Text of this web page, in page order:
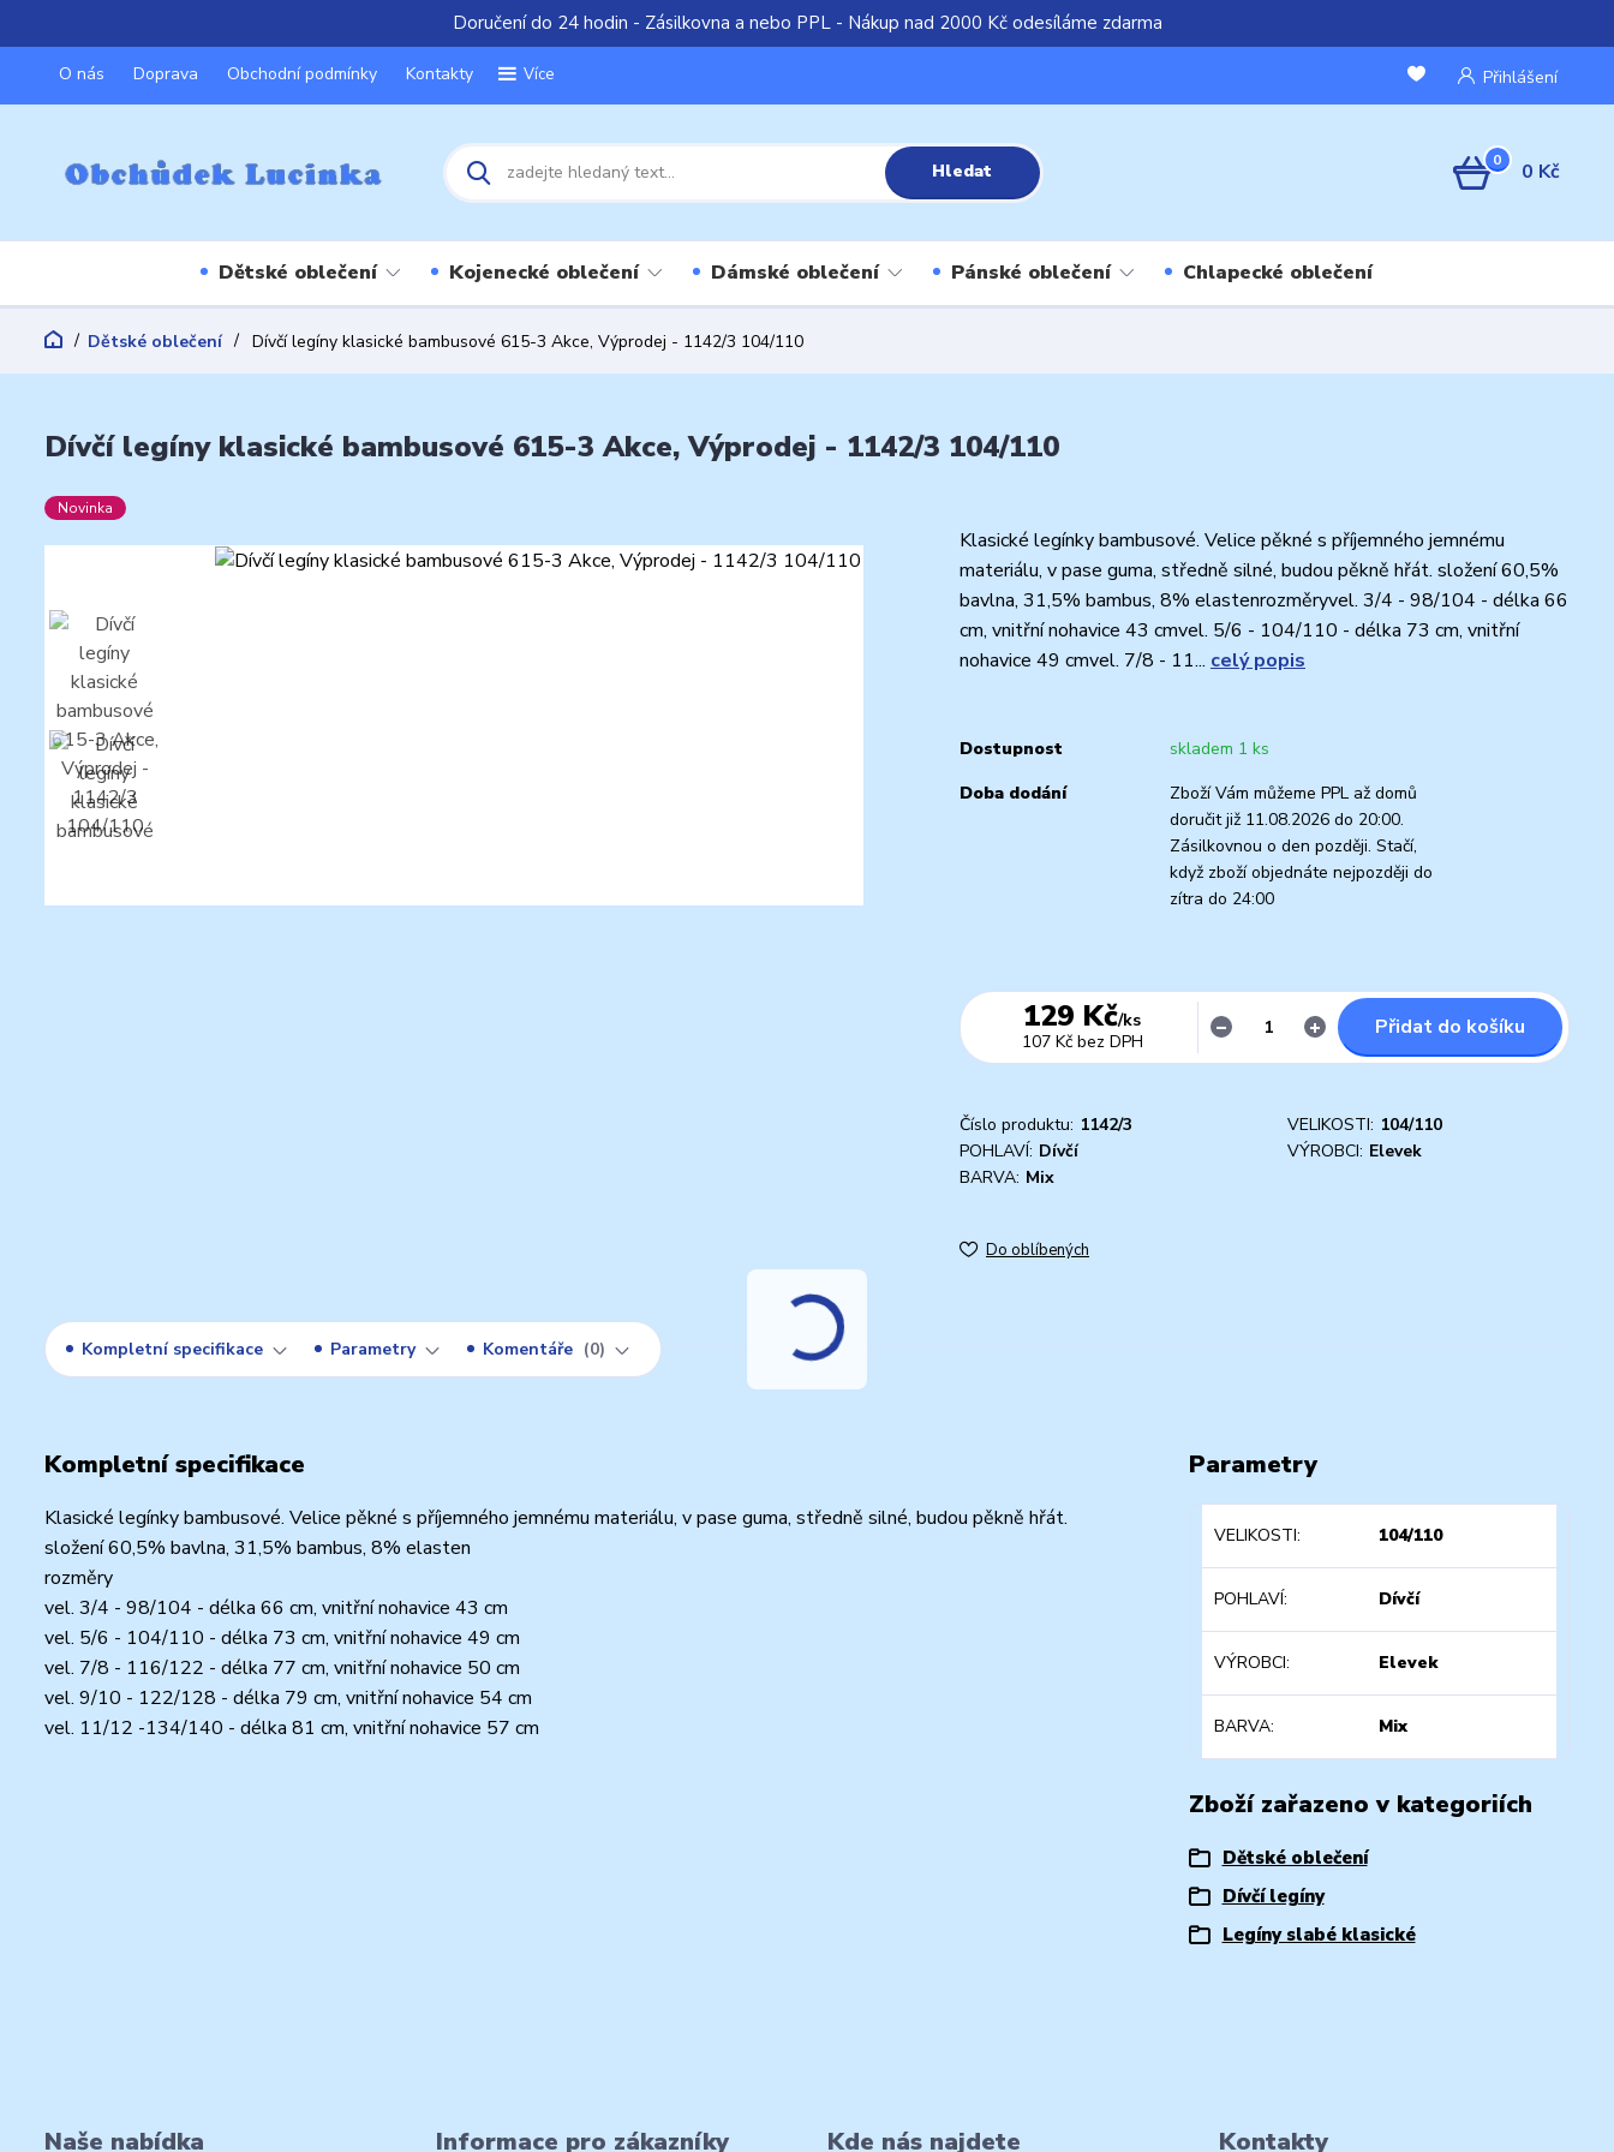
Doručení do 24 hodin - Zásilkovna a nebo PPL - Nákup nad 2000 Kč odesíláme zdarma
O nás Doprava Obchodní podmínky Kontakty Více Přihlášení
Hledat 0 0 Kč
Dětské oblečení Kojenecké oblečení Dámské oblečení Pánské oblečení Chlapecké oblečení
Dětské oblečení Dívčí legíny klasické bambusové 615-3 Akce, Výprodej - 1142/3 104/110
Dívčí legíny klasické bambusové 615-3 Akce, Výprodej - 1142/3 104/110
Novinka
Klasické legínky bambusové. Velice pěkné s příjemného jemnému
materiálu, v pase guma, středně silné, budou pěkně hřát. složení 60,5%
bavlna, 31,5% bambus, 8% elastenrozměryvel. 3/4 - 98/104 - délka 66
cm, vnitřní nohavice 43 cmvel. 5/6 - 104/110 - délka 73 cm, vnitřní
nohavice 49 cmvel. 7/8 - 11... celý popis
Dostupnost
skladem 1 ks
Doba dodání
Zboží Vám můžeme PPL až domů
doručit již 11.08.2026 do 20:00.
Zásilkovnou o den později. Stačí,
když zboží objednáte nejpozději do
zítra do 24:00
129 Kč/ks
107 Kč bez DPH
Přidat do košíku
Číslo produktu: 1142/3 VELIKOSTI: 104/110
POHLAVÍ: Dívčí VÝROBCI: Elevek
BARVA: Mix
Do oblíbených
Kompletní specifikace Parametry Komentáře 0
Kompletní specifikace
Klasické legínky bambusové. Velice pěkné s příjemného jemnému materiálu, v pase guma, středně silné, budou pěkně hřát.
složení 60,5% bavlna, 31,5% bambus, 8% elasten
rozměry
vel. 3/4 - 98/104 - délka 66 cm, vnitřní nohavice 43 cm
vel. 5/6 - 104/110 - délka 73 cm, vnitřní nohavice 49 cm
vel. 7/8 - 116/122 - délka 77 cm, vnitřní nohavice 50 cm
vel. 9/10 - 122/128 - délka 79 cm, vnitřní nohavice 54 cm
vel. 11/12 -134/140 - délka 81 cm, vnitřní nohavice 57 cm
Parametry
VELIKOSTI 104/110
POHLAVÍ Dívčí
VÝROBCI Elevek
BARVA Mix
Zboží zařazeno v kategoriích
Dětské oblečení
Dívčí legíny
Legíny slabé klasické
Naše nabídka Informace pro zákazníky Kde nás najdete Kontakty